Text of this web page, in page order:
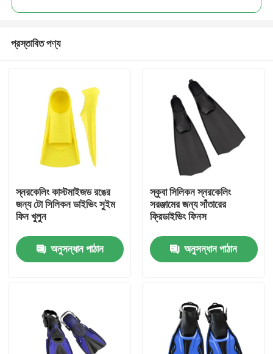
আমাদের সম্পর্কে
প্রস্তাবিত পণ্য
স্নরকেলিং কাস্টমাইজড রঙের
জন্য টো সিলিকন ডাইভিং সুইম
ফিন খুলুন
অনুসন্ধান পাঠান
স্কুবা সিলিকন স্নরকেলিং
সরঞ্জামের জন্য সাঁতারের
ফ্রিডাইভিং ফিনস
অনুসন্ধান পাঠান